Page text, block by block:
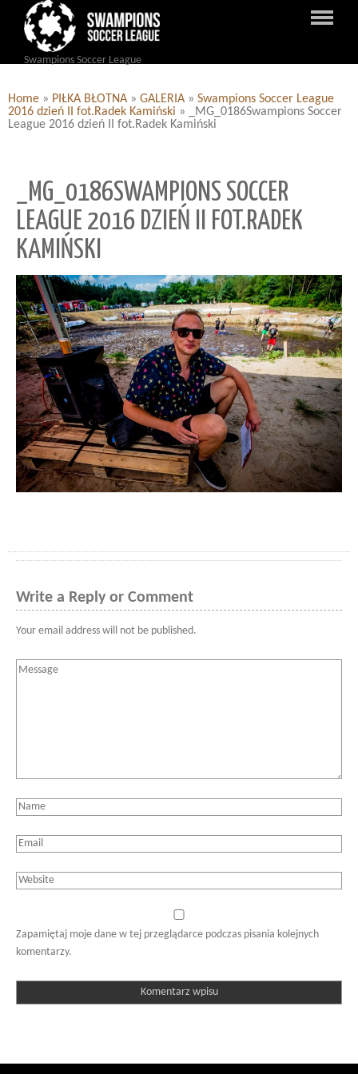
Swampions Soccer League
Home » PIŁKA BŁOTNA » GALERIA » Swampions Soccer League
2016 dzień II fot.Radek Kamiński »
_MG_0186Swampions Soccer
League 2016 dzień II fot.Radek Kamiński
_MG_0186SWAMPIONS SOCCER
LEAGUE 2016 DZIEŃ II FOT.RADEK
KAMIŃSKI
Write a Reply or Comment
Your email address will not be published.
Zapamiętaj moje dane w tej przeglądarce podczas pisania kolejnych
komentarzy.